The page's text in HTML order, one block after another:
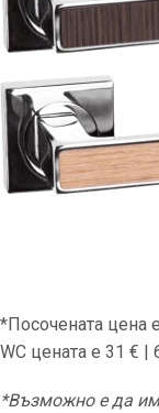
*Посочената цена
WC цената e 31 € |
*Възможно е да